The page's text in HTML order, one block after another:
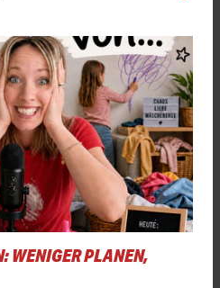
WENIGER PLANEN,